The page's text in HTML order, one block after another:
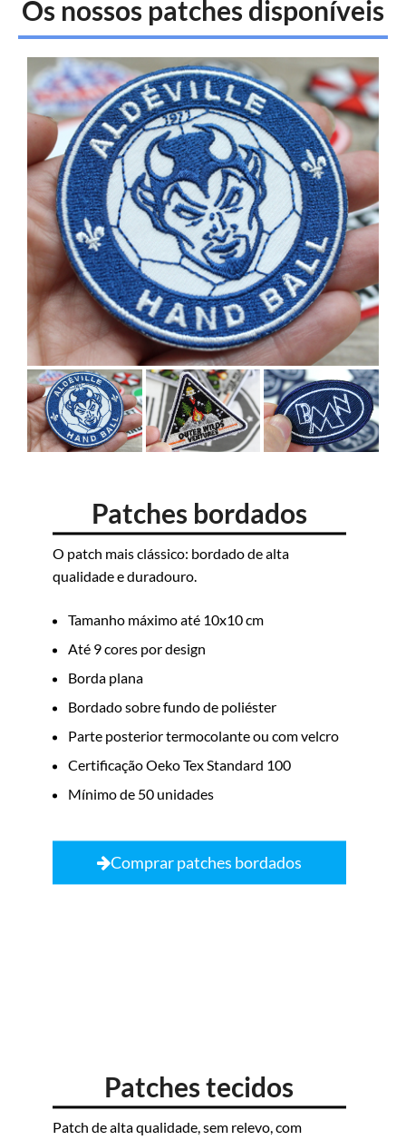
Os nossos patches disponíveis
Patches bordados
O patch mais clássico: bordado de alta
qualidade e duradouro.
Tamanho máximo até 10x10 cm
Até 9 cores por design
Borda plana
Bordado sobre fundo de poliéster
Parte posterior termocolante ou com velcro
Certificação Oeko Tex Standard 100
Mínimo de 50 unidades
Comprar patches bordados
Patches tecidos
Patch de alta qualidade, sem relevo, com